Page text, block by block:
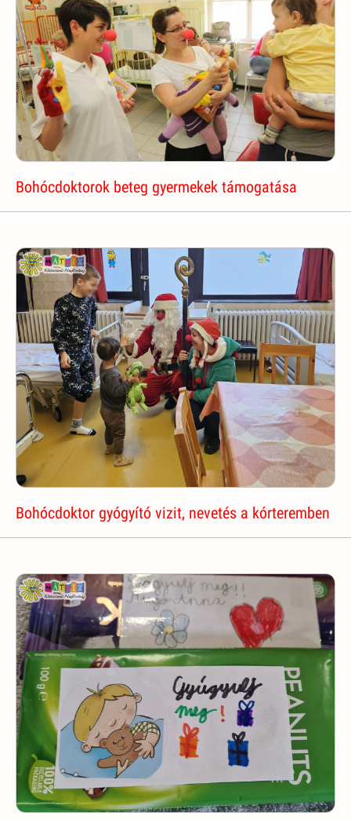
Bohócdoktorok beteg gyermekek támogatása
Bohócdoktor gyógyító vizit, nevetés a kórteremben